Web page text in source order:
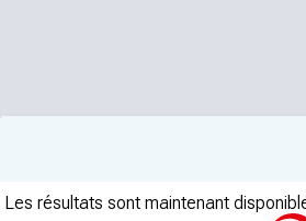
Les résultats sont maintenant